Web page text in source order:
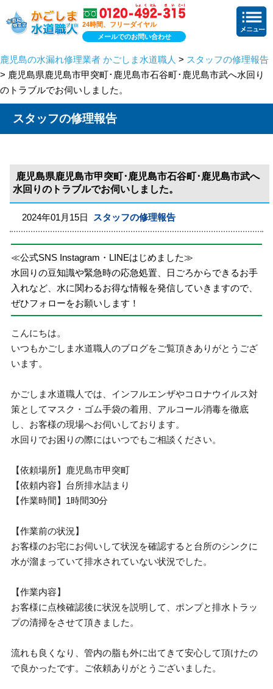
24時間、フリーダイヤル
メールでのお問い合わせ
鹿児島の水漏れ修理業者 かごしま水道職人 > スタッフの修理報告
> 鹿児島県鹿児島市甲突町･鹿児島市石谷町･鹿児島市武へ水回り
のトラブルでお伺いしました。
スタッフの修理報告
鹿児島県鹿児島市甲突町･鹿児島市石谷町･鹿児島市武へ
水回りのトラブルでお伺いしました。
2024年01月15日 スタッフの修理報告
≪公式SNS Instagram・LINEはじめました≫
水回りの豆知識や緊急時の応急処置、日ごろからできるお手
入れなど、水に関わるお得な情報を発信していきますので、
ぜひフォローをお願いします！
こんにちは。
いつもかごしま水道職人のブログをご覧頂きありがとうござ
います。
かごしま水道職人では、インフルエンザやコロナウイルス対
策としてマスク・ゴム手袋の着用、アルコール消毒を徹底
し、お客様の現場へお伺いしております。
水回りでお困りの際にはいつでもご相談ください。
【依頼場所】鹿児島市甲突町
【依頼内容】台所排水詰まり
【作業時間】1時間30分
【作業前の状況】
お客様のお宅にお伺いして状況を確認すると台所のシンクに
水が溜まっていて排水されていない状況でした。
【作業内容】
お客様に点検確認後に状況を説明して、ポンプと排水トラッ
プの清掃をさせて頂きました。
流れも良くなり、管内の脂も外に出てきて安心して頂けたの
で良かったです。ご依頼ありがとうございました。